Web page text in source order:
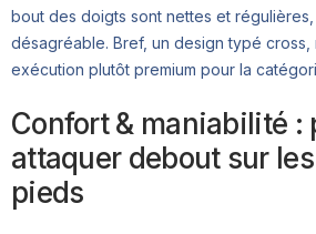
bout des doigts sont nettes et
désagréable. Bref, un design typé cross,
exécution plutôt premium pour la
Confort & maniabilité :
attaquer debout sur
pieds